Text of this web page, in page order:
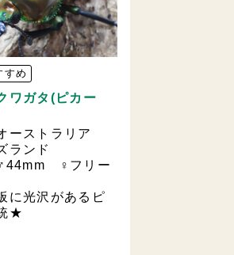
すめ
ワガタ(ピカー
ーストラリア
ランド
♀フリー
に光沢があるピ
★